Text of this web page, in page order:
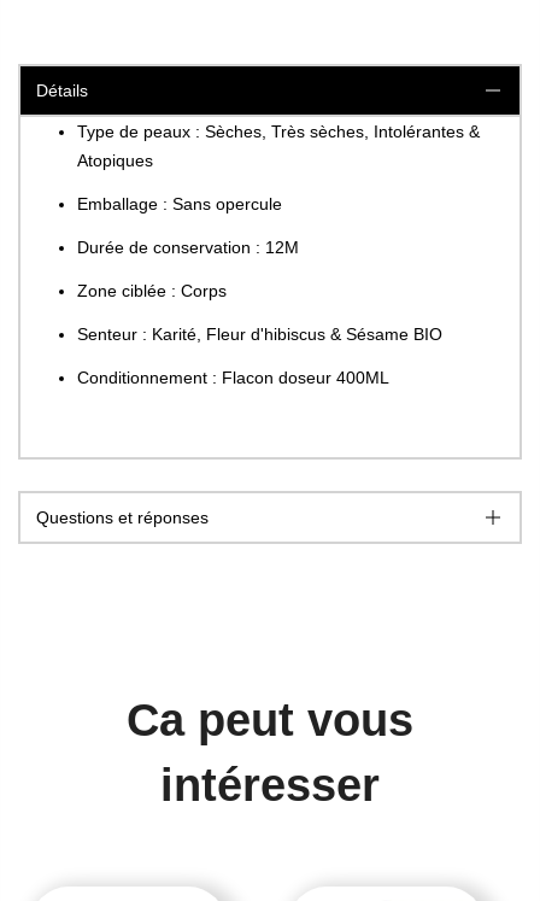
Détails
Type de peaux : Sèches, Très sèches, Intolérantes &
Atopiques
Emballage : Sans opercule
Durée de conservation : 12M
Zone ciblée : Corps
Senteur : Karité, Fleur d'hibiscus & Sésame BIO
Conditionnement : Flacon doseur 400ML
Questions et réponses
Ca peut vous
intéresser